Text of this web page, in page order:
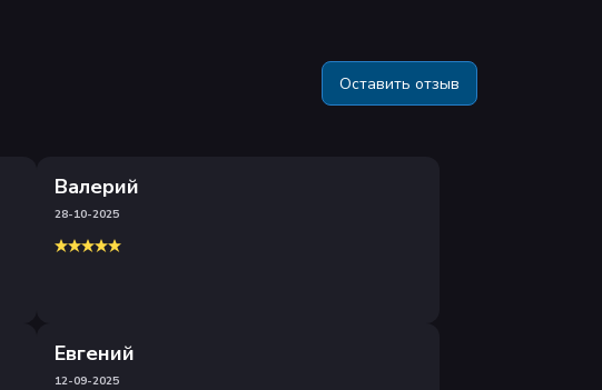
Оставить отзыв
Валерий
28-10-2025
Евгений
12-09-2025